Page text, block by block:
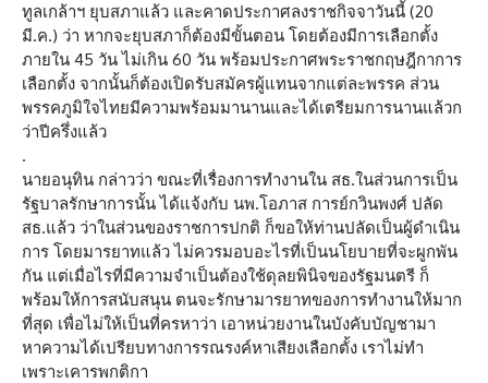
ทูลเกล้าฯ ยุบสภาแล้ว และคาดประกาศลงราชกิจจาวันนี้ (20
มี.ค.) ว่า หากจะยุบสภาก็ต้องมีขั้นตอน โดยต้องมีการเลือกตั้ง
ภายใน 45 วัน ไม่เกิน 60 วัน พร้อมประกาศพระราชกฤษฎีกาการ
เลือกตั้ง จากนั้นก็ต้องเปิดรับสมัครผู้แทนจากแต่ละพรรค ส่วน
พรรคภูมิใจไทยมีความพร้อมมานานและได้เตรียมการนานแล้วก
ว่าปีครึ่งแล้ว
.
นายอนุทิน กล่าวว่า ขณะที่เรื่องการทำงานใน สธ.ในส่วนการเป็น
รัฐบาลรักษาการนั้น ได้แจ้งกับ นพ.โอภาส การย์กวินพงศ์ ปลัด
สธ.แล้ว ว่าในส่วนของราชการปกติ ก็ขอให้ท่านปลัดเป็นผู้ดำเนิน
การ โดยมารยาทแล้ว ไม่ควรมอบอะไรที่เป็นนโยบายที่จะผูกพัน
กัน แต่เมื่อไรที่มีความจำเป็นต้องใช้ดุลยพินิจของรัฐมนตรี ก็
พร้อมให้การสนับสนุน ตนจะรักษามารยาทของการทำงานให้มาก
ที่สุด เพื่อไม่ให้เป็นที่ครหาว่า เอาหน่วยงานในบังคับบัญชามา
หาความได้เปรียบทางการรณรงค์หาเสียงเลือกตั้ง เราไม่ทำ
เพราะเคารพกติกา